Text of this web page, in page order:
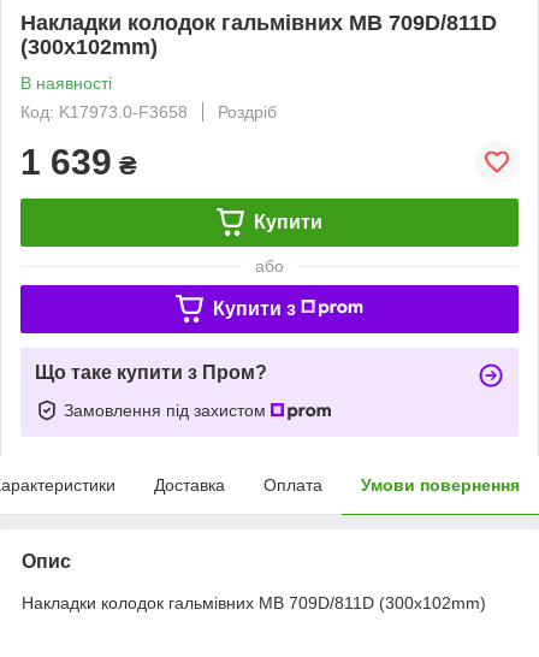
Накладки колодок гальмівних MB 709D/811D
(300x102mm)
В наявності
Код: K17973.0-F3658
Роздріб
1 639 ₴
Купити
або
Купити з
Що таке купити з Пром?
Замовлення під захистом
Доставка Оплата Умови повернення
Опис
Накладки колодок гальмівних MB 709D/811D (300x102mm)